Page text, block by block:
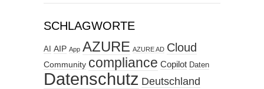
SCHLAGWORTE
AI AIP App AZURE AZURE AD Cloud
Community compliance Copilot Daten
Datenschutz Deutschland